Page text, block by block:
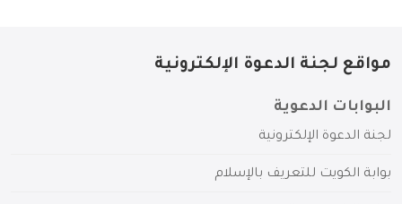
مواقع لجنة الدعوة الإلكترونية
البوابات الدعوية
لجنة الدعوة الإلكترونية
بوابة الكويت للتعريف بالإسلام